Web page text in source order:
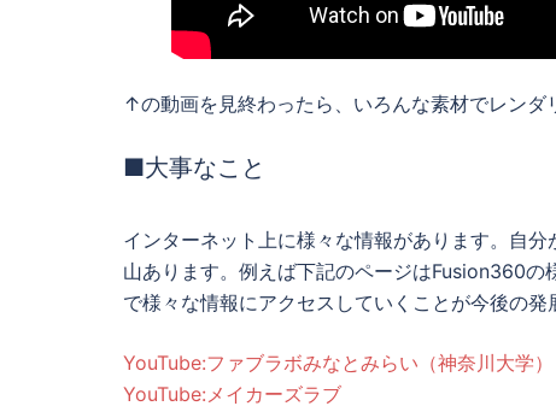
↑の動画を見終わったら、いろんな素材でレンダ
■大事なこと
インターネット上に様々な情報があります。自
山あります。例えば下記のページはFusion360
で様々な情報にアクセスしていくことが今後の発
YouTube:ファブラボみなとみらい（神奈川大学）
YouTube:メイカーズラブ